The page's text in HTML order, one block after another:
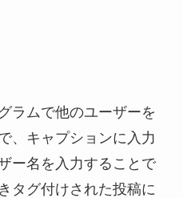
ラムで他のユーザーを
、キャプションに入力
ー名を入力することで
タグ付けされた投稿に